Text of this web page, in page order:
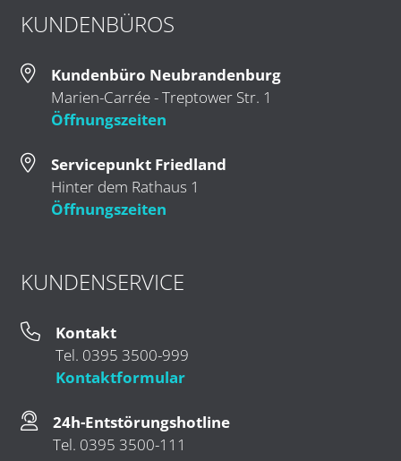
KUNDENBÜROS
Kundenbüro Neubrandenburg
Marien-Carrée - Treptower Str. 1
Öffnungszeiten
Servicepunkt Friedland
Hinter dem Rathaus 1
Öffnungszeiten
KUNDENSERVICE
Kontakt
Tel. 0395 3500-999
Kontaktformular
24h-Entstörungshotline
Tel. 0395 3500-111